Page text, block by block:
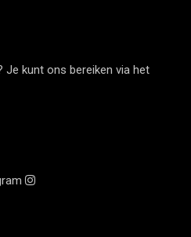
Je kunt ons bereiken via het